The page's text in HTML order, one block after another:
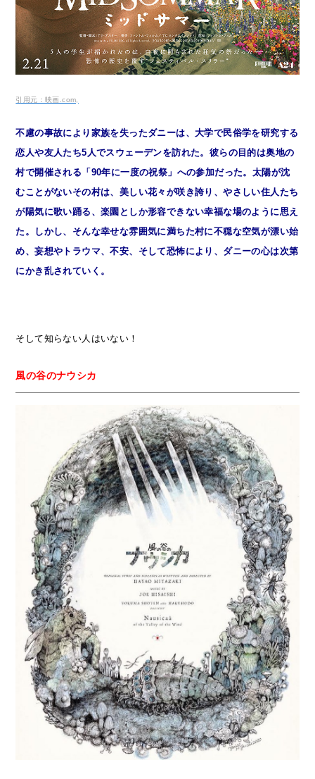
引用元：映画.com,
不慮の事故により家族を失ったダニーは、大学で民俗学を研究する
恋人や友人たち5人でスウェーデンを訪れた。彼らの目的は奥地の
村で開催される「90年に一度の祝祭」への参加だった。太陽が沈
むことがないその村は、美しい花々が咲き誇り、やさしい住人たち
が陽気に歌い踊る、楽園としか形容できない幸福な場のように思え
た。しかし、そんな幸せな雰囲気に満ちた村に不穏な空気が漂い始
め、妄想やトラウマ、不安、そして恐怖により、ダニーの心は次第
にかき乱されていく。
そして知らない人はいない！
風の谷のナウシカ